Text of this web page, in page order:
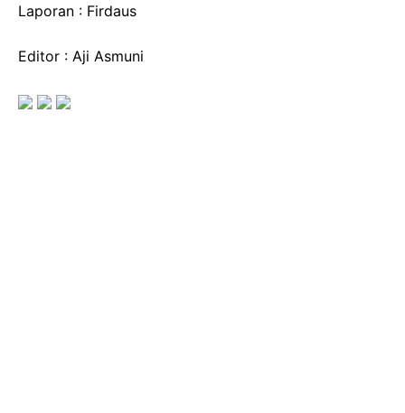
Laporan : Firdaus
Editor : Aji Asmuni